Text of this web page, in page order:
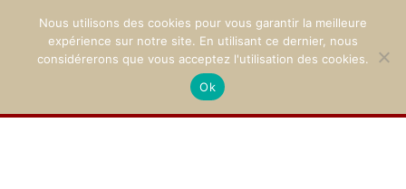
02 47 94 21 15
Nous utilisons des cookies pour vous garantir la meilleure
expérience sur notre site. En utilisant ce dernier, nous
considérerons que vous acceptez l'utilisation des cookies.
Ok